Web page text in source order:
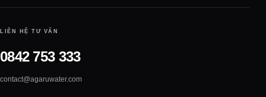
LIÊN HỆ TƯ VẤN
0842 753 333
contact@agaruwater.com